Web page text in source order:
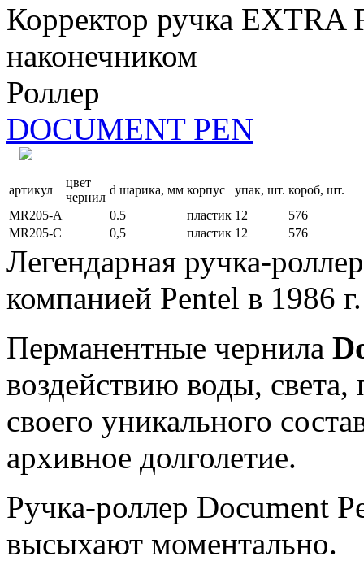
Корректор ручка EXTRA
наконечником
Роллер
DOCUMENT PEN
артикул
цвет
чернил
d шарика, мм корпус упак, шт. короб, шт.
MR205-A
0.5 пластик 12
576
MR205-C
0,5 пластик 12 576
Легендарная ручка-
компанией Pentel в 1986 г.
Перманентные чернила
воздействию воды, света,
своего уникального
архивное долголетие.
Ручка-роллер Document
высыхают моментально.